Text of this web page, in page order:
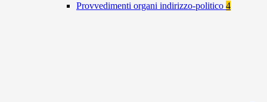
Provvedimenti organi indirizzo-politico 4